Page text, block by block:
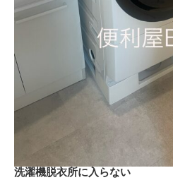
洗濯機脱衣所に入らない